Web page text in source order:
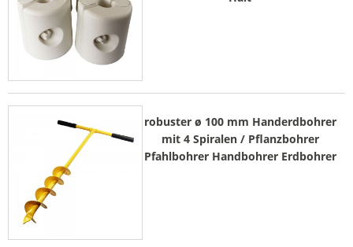
robuster ø 100 mm Handerdbohrer
mit 4 Spiralen / Pflanzbohrer
Pfahlbohrer Handbohrer Erdbohrer